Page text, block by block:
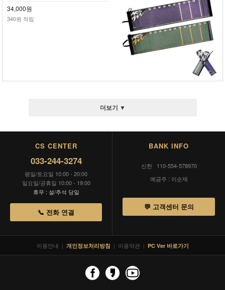
34,000원
340원 적립
더보기 ▼
CS CENTER
033-244-3274
평일/토요일 10:00 - 20:00
일요일/공휴일 10:00 - 19:00
휴무 : 설/추석 당일
📞 전화 연결
BANK INFO
신한 110-554-578970
예금주 : 이순재
💬 고객센터 문의
이용안내 | 개인정보처리방침 | 이용약관 | PC Ver 바로가기